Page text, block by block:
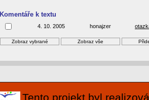
Komentáře k textu
4. 10. 2005 honajzer
Tento projekt byl